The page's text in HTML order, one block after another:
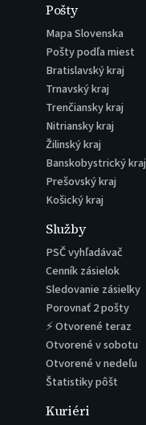
Pošty
Mapa Slovenska
Pošty podľa miest
Bratislavský kraj
Trnavský kraj
Trenčiansky kraj
Nitriansky kraj
Žilinský kraj
Banskobystrický kraj
Prešovský kraj
Košický kraj
Služby
PSČ vyhľadávač
Cenník zásielok
Sledovanie zásielky
Porovnať 2 pošty
⚡ Otvorené teraz
Otvorené v sobotu
Otvorené v nedeľu
Štatistiky pôšt
Kuriéri